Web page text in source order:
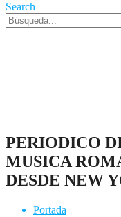
Search
PERIODICO
MUSICA
DESDE NEW
Portada